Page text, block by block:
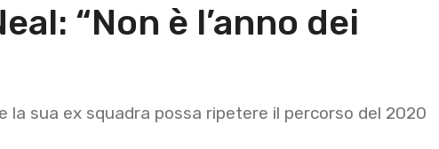
“Non è l’anno dei
la sua ex squadra possa ripetere il percorso del 2020